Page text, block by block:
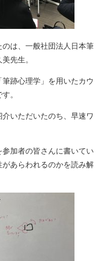
は、一般社団法人日本筆
先生。
跡心理学」を用いたカウ
。
いただいたのち、早速ワ
参加者の皆さんに書いてい
あらわれるのかを読み解